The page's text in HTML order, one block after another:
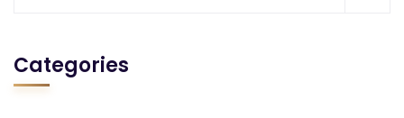
Categories